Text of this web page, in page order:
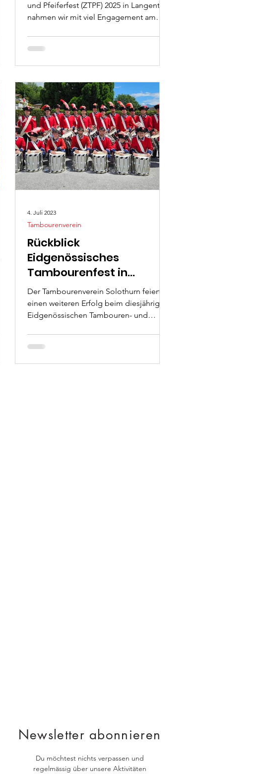
und Pfeiferfest (ZTPF) 2025 in Langenthal
nahmen wir mit viel Engagement am
auch stimmungsmässig ein rundum
gelungenes Fest erleben.
Rückblick
Eidgenössisches
Tambourenfest in
Savièse
Der Tambourenverein Solothurn feiert
einen weiteren Erfolg beim diesjährigen
Eidgenössischen Tambouren- und
Tambourenverein
4. Juli 2023
Newsletter abonnieren
Du möchtest nichts verpassen und
regelmässig über unsere Aktivitäten